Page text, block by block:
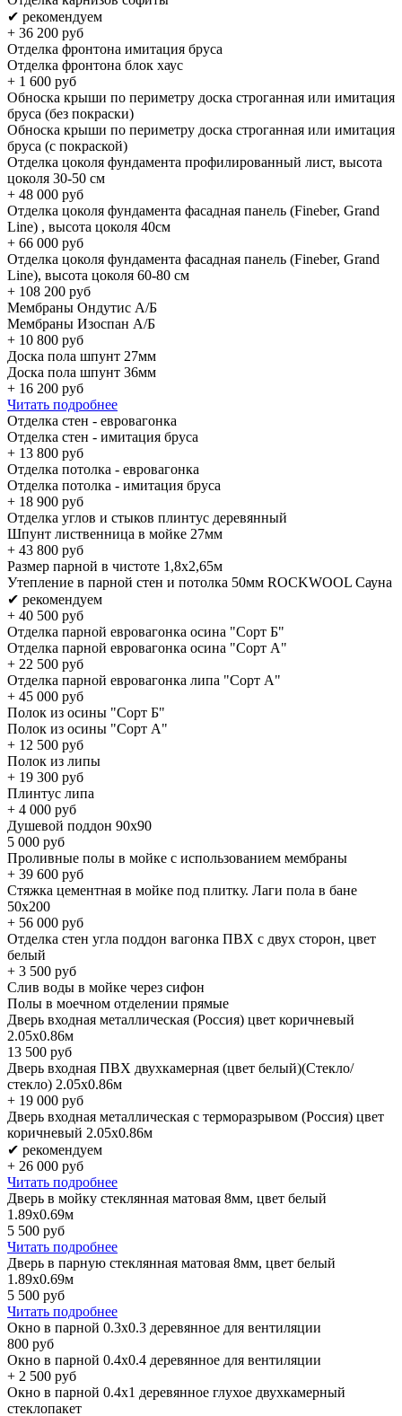
✔ рекомендуем
+ 36 200 руб
Отделка фронтона имитация бруса
Отделка фронтона блок хаус
+ 1 600 руб
Обноска крыши по периметру доска строганная или имитация
бруса (без покраски)
Обноска крыши по периметру доска строганная или имитация
бруса (с покраской)
Отделка цоколя фундамента профилированный лист, высота
цоколя 30-50 см
+ 48 000 руб
Отделка цоколя фундамента фасадная панель (Fineber, Grand
Line) , высота цоколя 40см
+ 66 000 руб
Отделка цоколя фундамента фасадная панель (Fineber, Grand
Line), высота цоколя 60-80 см
+ 108 200 руб
Мембраны Ондутис А/Б
Мембраны Изоспан А/Б
+ 10 800 руб
Доска пола шпунт 27мм
Доска пола шпунт 36мм
+ 16 200 руб
Читать подробнее
Отделка стен - евровагонка
Отделка стен - имитация бруса
+ 13 800 руб
Отделка потолка - евровагонка
Отделка потолка - имитация бруса
+ 18 900 руб
Отделка углов и стыков плинтус деревянный
Шпунт лиственница в мойке 27мм
+ 43 800 руб
Размер парной в чистоте 1,8х2,65м
Утепление в парной стен и потолка 50мм ROCKWOOL Сауна
✔ рекомендуем
+ 40 500 руб
Отделка парной евровагонка осина "Сорт Б"
Отделка парной евровагонка осина "Сорт А"
+ 22 500 руб
Отделка парной евровагонка липа "Сорт А"
+ 45 000 руб
Полок из осины "Cорт Б"
Полок из осины "Cорт А"
+ 12 500 руб
Полок из липы
+ 19 300 руб
Плинтус липа
+ 4 000 руб
Душевой поддон 90х90
5 000 руб
Проливные полы в мойке с использованием мембраны
+ 39 600 руб
Стяжка цементная в мойке под плитку. Лаги пола в бане
50x200
+ 56 000 руб
Отделка стен угла поддон вагонка ПВХ с двух сторон, цвет
белый
+ 3 500 руб
Слив воды в мойке через сифон
Полы в моечном отделении прямые
Дверь входная металлическая (Россия) цвет коричневый
2.05х0.86м
13 500 руб
Дверь входная ПВХ двухкамерная (цвет белый)(Стекло/
стекло) 2.05х0.86м
+ 19 000 руб
Дверь входная металлическая с терморазрывом (Россия) цвет
коричневый 2.05х0.86м
✔ рекомендуем
+ 26 000 руб
Читать подробнее
Дверь в мойку стеклянная матовая 8мм, цвет белый
1.89х0.69м
5 500 руб
Читать подробнее
Дверь в парную стеклянная матовая 8мм, цвет белый
1.89х0.69м
5 500 руб
Читать подробнее
Окно в парной 0.3х0.3 деревянное для вентиляции
800 руб
Окно в парной 0.4х0.4 деревянное для вентиляции
+ 2 500 руб
Окно в парной 0.4х1 деревянное глухое двухкамерный
стеклопакет